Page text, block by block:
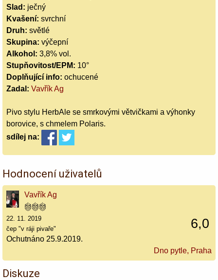
Slad: ječný
Kvašení: svrchní
Druh: světlé
Skupina: výčepní
Alkohol: 3,8% vol.
Stupňovitost/EPM: 10°
Doplňující info: ochucené
Zadal: Vavřík Ag
Pivo stylu HerbAle se smrkovými větvičkami a výhonky
borovice, s chmelem Polaris.
sdílej na:
Hodnocení uživatelů
Vavřík Ag
6,0
22. 11. 2019
čep "v ráji pivaře"
Ochutnáno 25.9.2019.
Dno pytle, Praha
Diskuze